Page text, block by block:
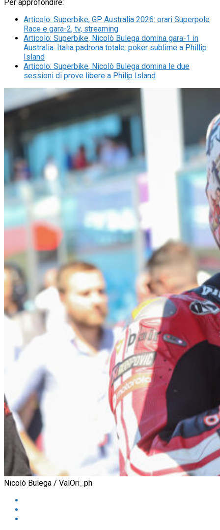
Per approfondire:
Articolo: Superbike, GP Australia 2026: orari Superpole
Race e gara-2, tv, streaming
Articolo: Superbike, Nicolò Bulega domina gara-1 in
Australia. Italia padrona totale: poker sublime a Phillip
Island
Articolo: Superbike, Nicolò Bulega domina le due
sessioni di prove libere a Philip Island
Nicolò Bulega / ValOri_ph